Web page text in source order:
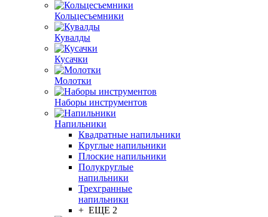
Кольцесъемники
Кувалды
Кусачки
Молотки
Наборы инструментов
Напильники
Квадратные напильники
Круглые напильники
Плоские напильники
Полукруглые
напильники
Трехгранные
напильники
+ ЕЩЕ 2